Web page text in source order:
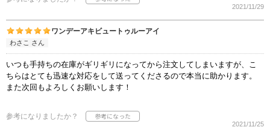
2021/11/29
ワンデーアキビュートゥルーアイ
わさこ さん
いつも手持ちの在庫がギリギリになってから注文してしまいますが、こ
ちらはとても迅速な対応をして送ってくださるので本当に助かります。
また次回もよろしくお願いします！
参考になりましたか？
2021/11/25